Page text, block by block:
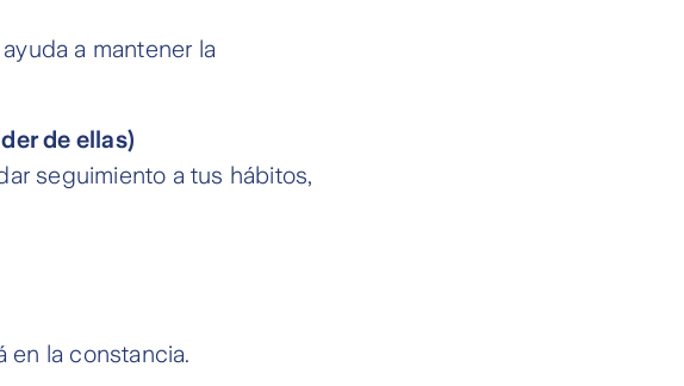
a mantener la
de ellas)
seguimiento a tus hábitos,
en la constancia.